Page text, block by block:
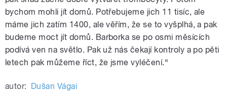
bychom mohli jít domů. Potřebujeme jich 11 tisíc, ale
máme jich zatím 1400, ale věřím, že se to vyšplhá, a pak
budeme moct jít domů. Barborka se po osmi měsících
podívá ven na světlo. Pak už nás čekají kontroly a po pěti
letech pak můžeme říct, že jsme vyléčení.“
autor: Dušan Vágai